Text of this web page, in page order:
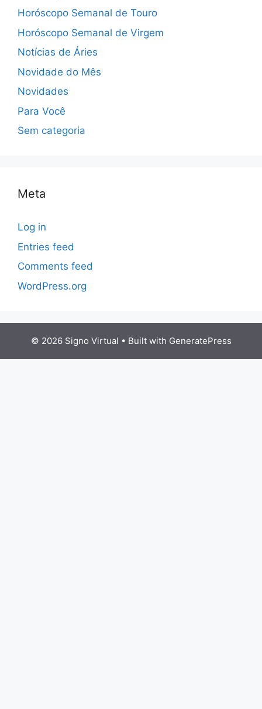
Horóscopo Semanal de Touro
Horóscopo Semanal de Virgem
Notícias de Áries
Novidade do Mês
Novidades
Para Você
Sem categoria
Meta
Log in
Entries feed
Comments feed
WordPress.org
© 2026 Signo Virtual • Built with GeneratePress